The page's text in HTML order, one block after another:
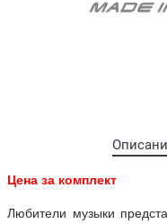
Цена за комплект
Любители музыки